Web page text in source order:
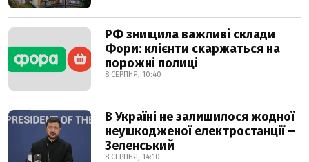
РФ знищила важливі склади
Фори: клієнти скаржаться на
порожні полиці
8 СЕРПНЯ, 10:40
В Україні не залишилося жодної
неушкодженої електростанції –
Зеленський
8 СЕРПНЯ, 14:10